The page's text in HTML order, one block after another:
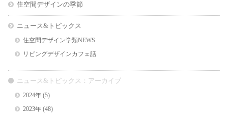
住空間デザインの季節
ニュース&トピックス
住空間デザイン学類NEWS
リビングデザインカフェ話
ニュース&トピックス：アーカイブ
2024年(5)
2023年(48)